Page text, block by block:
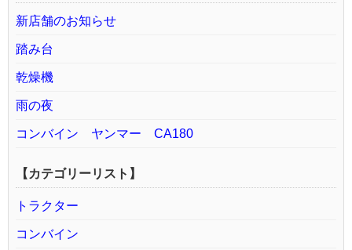
新店舗のお知らせ
踏み台
乾燥機
雨の夜
コンバイン ヤンマー CA180
【カテゴリーリスト】
トラクター
コンバイン